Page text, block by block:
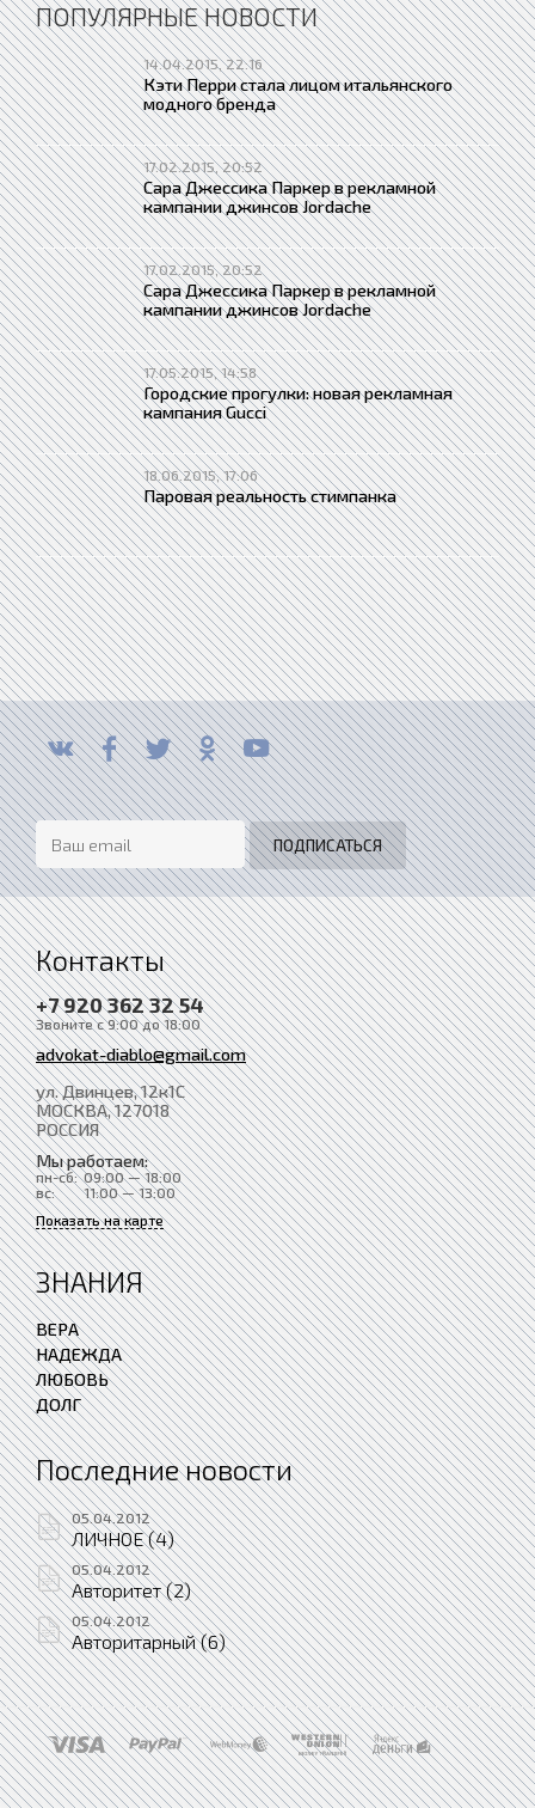
ПОПУЛЯРНЫЕ НОВОСТИ
14.04.2015, 22:16
Кэти Перри стала лицом итальянского
модного бренда
17.02.2015, 20:52
Сара Джессика Паркер в рекламной
кампании джинсов Jordache
17.02.2015, 20:52
Сара Джессика Паркер в рекламной
кампании джинсов Jordache
17.05.2015, 14:58
Городские прогулки: новая рекламная
кампания Gucci
18.06.2015, 17:06
Паровая реальность стимпанка
Контакты
+7 920 362 32 54
Звоните с 9:00 до 18:00
advokat-diablo@gmail.com
ул. Двинцев, 12к1С
МОСКВА, 127018
РОССИЯ
Мы работаем:
пн-сб: 09:00 — 18:00
вс:
11:00 — 13:00
Показать на карте
ЗНАНИЯ
ВЕРА
НАДЕЖДА
ЛЮБОВЬ
ДОЛГ
Последние новости
05.04.2012
ЛИЧНОЕ (4)
05.04.2012
Авторитет (2)
05.04.2012
Авторитарный (6)